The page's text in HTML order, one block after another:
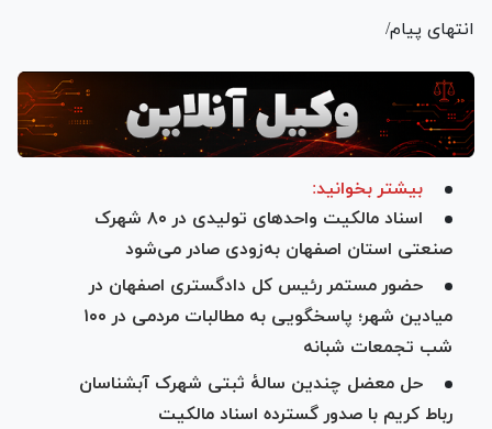
انتهای پیام/
بیشتر بخوانید:
اسناد مالکیت واحد‌های تولیدی در ۸۰ شهرک
صنعتی استان اصفهان به‌زودی صادر می‌شود
حضور مستمر رئیس کل دادگستری اصفهان در
میادین شهر؛ پاسخگویی به مطالبات مردمی در ۱۰۰
شب تجمعات شبانه
حل معضل چندین سالۀ ثبتی شهرک آبشناسان
رباط کریم با صدور گسترده اسناد مالکیت